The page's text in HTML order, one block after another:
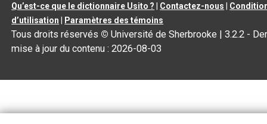
Qu’est-ce que le dictionnaire Usito ? Contactez-nous
d’utilisation
Paramètres des témoins
Tous droits réservés © Université de Sherbrooke |3.2.2 -
mise à jour du contenu :2026-08-03